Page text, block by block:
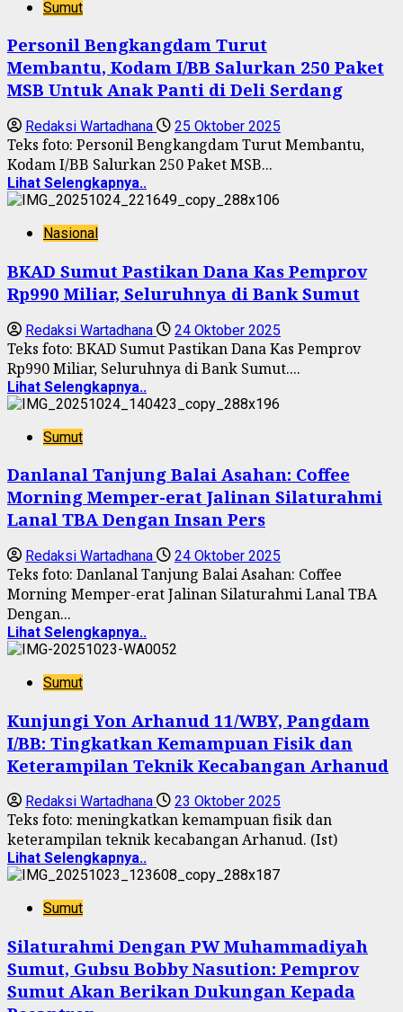
Sumut
Personil Bengkangdam Turut
Membantu, Kodam I/BB Salurkan 250 Paket
MSB Untuk Anak Panti di Deli Serdang
Redaksi Wartadhana 25 Oktober 2025
Teks foto: Personil Bengkangdam Turut Membantu,
Kodam I/BB Salurkan 250 Paket MSB...
Lihat Selengkapnya..
Nasional
BKAD Sumut Pastikan Dana Kas Pemprov
Rp990 Miliar, Seluruhnya di Bank Sumut
Redaksi Wartadhana 24 Oktober 2025
Teks foto: BKAD Sumut Pastikan Dana Kas Pemprov
Rp990 Miliar, Seluruhnya di Bank Sumut....
Lihat Selengkapnya..
Sumut
Danlanal Tanjung Balai Asahan: Coffee
Morning Memper-erat Jalinan Silaturahmi
Lanal TBA Dengan Insan Pers
Redaksi Wartadhana 24 Oktober 2025
Teks foto: Danlanal Tanjung Balai Asahan: Coffee
Morning Memper-erat Jalinan Silaturahmi Lanal TBA
Dengan...
Lihat Selengkapnya..
Sumut
Kunjungi Yon Arhanud 11/WBY, Pangdam
I/BB: Tingkatkan Kemampuan Fisik dan
Keterampilan Teknik Kecabangan Arhanud
Redaksi Wartadhana 23 Oktober 2025
Teks foto: meningkatkan kemampuan fisik dan
keterampilan teknik kecabangan Arhanud. (Ist)
Lihat Selengkapnya..
Sumut
Silaturahmi Dengan PW Muhammadiyah
Sumut, Gubsu Bobby Nasution: Pemprov
Sumut Akan Berikan Dukungan Kepada